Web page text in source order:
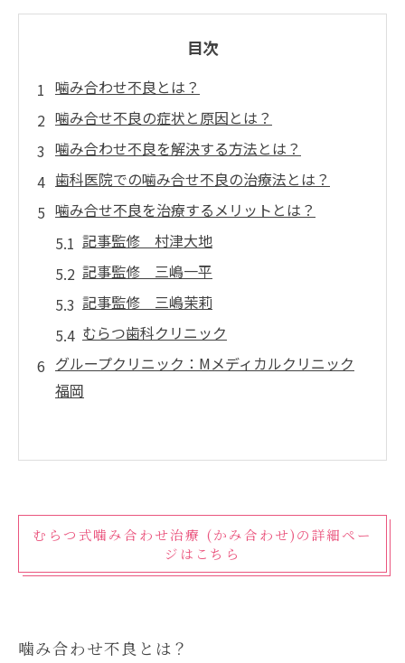
目次
噛み合わせ不良とは？
噛み合せ不良の症状と原因とは？
噛み合わせ不良を解決する方法とは？
歯科医院での噛み合せ不良の治療法とは？
噛み合せ不良を治療するメリットとは？
記事監修 村津大地
記事監修 三嶋一平
記事監修 三嶋茉莉
むらつ歯科クリニック
グループクリニック：Mメディカルクリニック
福岡
むらつ式噛み合わせ治療 (かみ合わせ)の詳細ペー
ジはこちら
噛み合わせ不良とは？